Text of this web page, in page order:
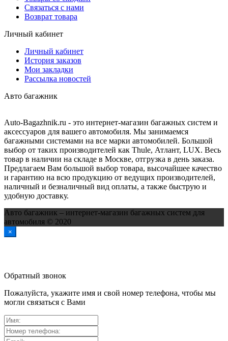
Связаться с нами
Возврат товара
Личный кабинет
Личный кабинет
История заказов
Мои закладки
Рассылка новостей
Авто багажник
Auto-Bagazhnik.ru - это интернет-магазин багажных систем и
аксессуаров для вашего автомобиля. Мы занимаемся
багажными системами на все марки автомобилей. Большой
выбор от таких производителей как Thule, Атлант, LUX. Весь
товар в наличии на складе в Москве, отгрузка в день заказа.
Предлагаем Вам большой выбор товара, высочайшее качество
и гарантию на всю продукцию от ведущих производителей,
наличный и безналичный вид оплаты, а также быструю и
удобную доставку.
Авто багажник – интернет-магазин багажных систем для
автомобиля © 2020
×
Обратный звонок
Пожалуйста, укажите имя и свой номер телефона, чтобы мы
могли связаться с Вами